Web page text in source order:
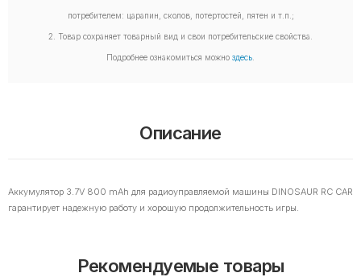
потребителем: царапин, сколов, потертостей, пятен и т.п.;
2. Товар сохраняет товарный вид и свои потребительские свойства.
Подробнее ознакомиться можно здесь
Описание
Аккумулятор 3.7V 800 mAh для радиоуправляемой машины DINOSAUR RC CAR
гарантирует надежную работу и хорошую продолжительность игры.
Рекомендуемые товары